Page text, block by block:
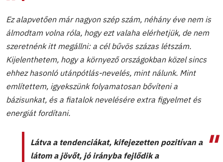
Ez alapvetően már nagyon szép szám, néhány éve nem is
álmodtam volna róla, hogy ezt valaha elérhetjük, de nem
szeretnénk itt megállni: a cél bűvös százas létszám.
Kijelenthetem, hogy a környező országokban közel sincs
ehhez hasonló utánpótlás-nevelés, mint nálunk. Mint
említettem, igyekszünk folyamatosan bővíteni a
bázisunkat, és a fiatalok nevelésére extra figyelmet és
energiát fordítani.
Látva a tendenciákat, kifejezetten pozitívan a
látom a jövőt, jó irányba fejlődik a